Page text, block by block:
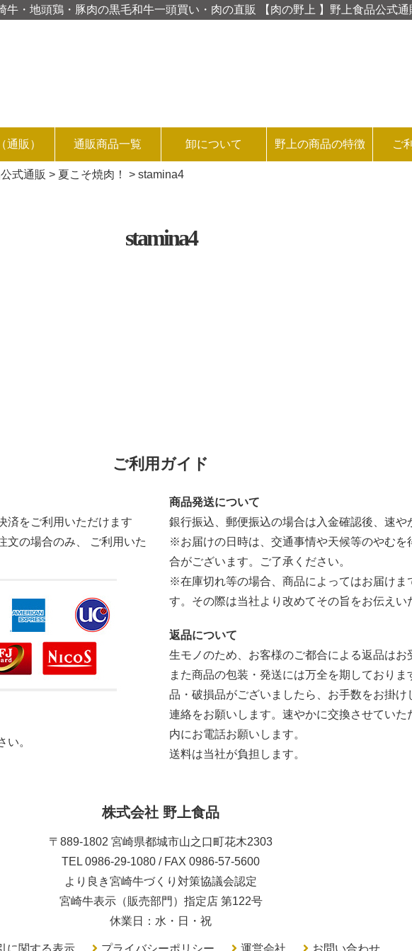
牛・地頭鶏・豚肉の黒毛和牛一頭買い・肉の直販 【肉の野上 】野上食品公式通
通販） 通販商品一覧 卸について 野上の商品の特徴 ご
式通販 > 夏こそ焼肉！ > stamina4
stamina4
ご利用ガイド
済をご利用いただけます
文の場合のみ、 ご利用いた
い。
商品発送について
銀行振込、郵便振込の場合は入金確認後、速や
※お届けの日時は、交通事情や天候等のやむを
合がございます。ご了承ください。
※在庫切れ等の場合、商品によってはお届けま
す。その際は当社より改めてその旨をお伝えい
返品について
生モノのため、お客様のご都合による返品はお
また商品の包装・発送には万全を期しており
品・破損品がございましたら、お手数をお掛
連絡をお願いします。速やかに交換させてい
内にお電話お願いします。
送料は当社が負担します。
株式会社 野上食品
〒889-1802 宮崎県都城市山之口町花木2303
TEL 0986-29-1080 / FAX 0986-57-5600
より良き宮崎牛づくり対策協議会認定
宮崎牛表示（販売部門）指定店 第122号
休業日：水・日・祝
に関する表示 プライバシーポリシー 運営会社 お問い合わせ